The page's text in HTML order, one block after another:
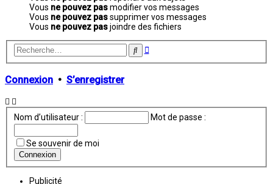
Vous ne pouvez pasmodifier vos messages
Vous ne pouvez passupprimer vos messages
Vous ne pouvez pasjoindre des fichiers
Rechercher
Recherche
Connexion • S’enregistrer
Nom d’utilisateur : Mot de passe :
Se souvenir de moi
Publicité